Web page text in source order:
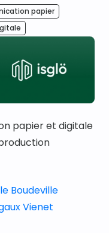
papier
papier et digitale
Boudeville
Vienet